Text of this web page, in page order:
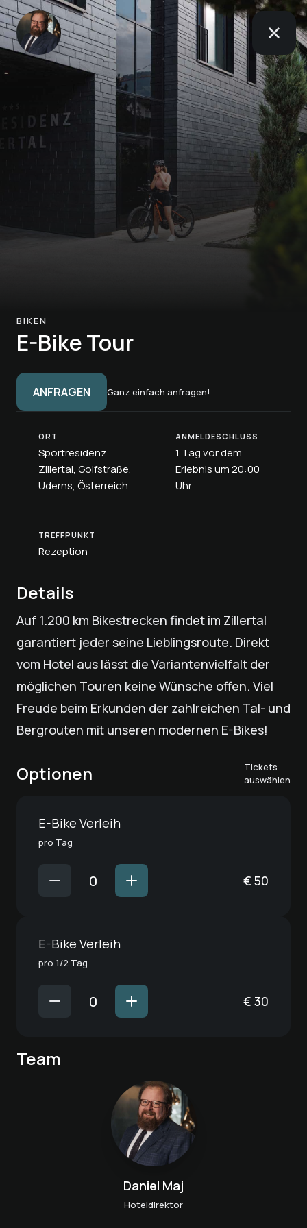
BIKEN
E-Bike Tour
ANFRAGEN Ganz einfach anfragen!
ORT
Sportresidenz
Zillertal, Golfstraße,
Uderns, Österreich
ANMELDESCHLUSS
1 Tag vor dem
Erlebnis um 20:00
Uhr
TREFFPUNKT
Rezeption
Details
Auf 1.200 km Bikestrecken findet im Zillertal
garantiert jeder seine Lieblingsroute. Direkt
vom Hotel aus lässt die Variantenvielfalt der
möglichen Touren keine Wünsche offen. Viel
Freude beim Erkunden der zahlreichen Tal- und
Bergrouten mit unseren modernen E-Bikes!
Optionen
Tickets
auswählen
E-Bike Verleih
pro Tag
€ 50
E-Bike Verleih
pro 1/2 Tag
€ 30
Team
Daniel Maj
Hoteldirektor